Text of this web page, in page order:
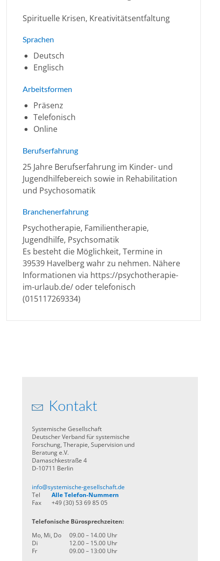
Spirituelle Krisen, Kreativitätsentfaltung
Sprachen
Deutsch
Englisch
Arbeitsformen
Präsenz
Telefonisch
Online
Berufserfahrung
25 Jahre Berufserfahrung im Kinder- und
Jugendhilfebereich sowie in Rehabilitation
und Psychosomatik
Branchenerfahrung
Psychotherapie, Familientherapie,
Jugendhilfe, Psychsomatik
Es besteht die Möglichkeit, Termine in
39539 Havelberg wahr zu nehmen. Nähere
Informationen via https://psychotherapie-
im-urlaub.de/ oder telefonisch
(015117269334)
Kontakt
Systemische Gesellschaft
Deutscher Verband für systemische
Forschung, Therapie, Supervision und
Beratung e.V.
Damaschkestraße 4
D-10711 Berlin
info@systemische-gesellschaft.de
Tel
Alle Telefon-Nummern
Fax
+49 (30) 53 69 85 05
Telefonische Bürosprechzeiten:
Mo, Mi, Do
09.00 – 14.00 Uhr
Di
12.00 – 15.00 Uhr
Fr
09.00 – 13:00 Uhr